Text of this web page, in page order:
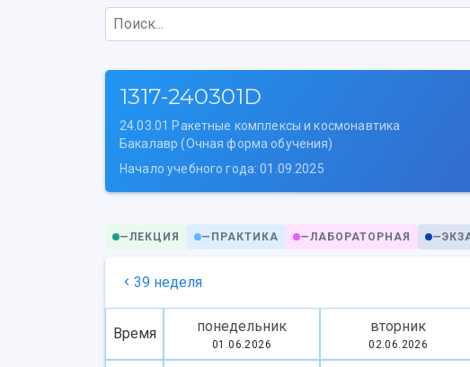
Поиск...
1317-240301D
24.03.01 Ракетные комплексы и космонавтика
Бакалавр (Очная форма обучения)
Начало учебного года: 01.09.2025
—ЛЕКЦИЯ — ПРАКТИКА —ЛАБОРАТОРНАЯ —
39 неделя
Время понедельник
01.06.2026
вторник
02.06.2026